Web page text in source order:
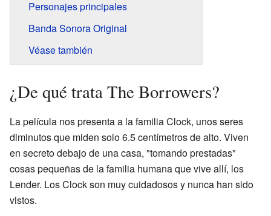
Personajes principales
Banda Sonora Original
Véase también
¿De qué trata The Borrowers?
La película nos presenta a la familia Clock, unos seres
diminutos que miden solo 6.5 centímetros de alto. Viven
en secreto debajo de una casa, "tomando prestadas"
cosas pequeñas de la familia humana que vive allí, los
Lender. Los Clock son muy cuidadosos y nunca han sido
vistos.